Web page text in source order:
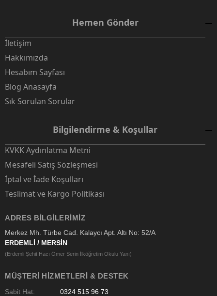
Hemen Gönder
İletişim
Hakkımızda
Hesabım Sayfası
Blog Anasayfa
Sık Sorulan Sorular
Bilgilendirme & Koşullar
KVKK Aydınlatma Metni
Mesafeli Satış Sözleşmesi
İptal ve İade Koşulları
Teslimat ve Kargo Politikası
ADRES BILGILERIMIZ
Merkez Mh. Türbe Cad. Kalaycı Apt. Altı No: 52/A
ERDEMLİ / MERSİN
(Erdemli Şehit Hacı Ömer Serin İlköğretim Okulu Yanı)
MÜŞTERI HIZMETLERI & DESTEK
Sabit Hat: 0324 515 96 73